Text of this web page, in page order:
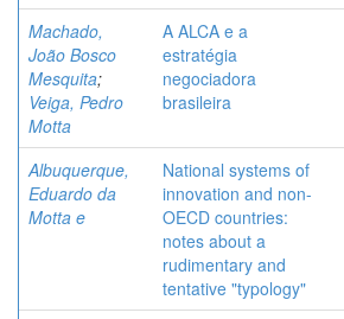
Machado,
João Bosco
Mesquita;
Veiga, Pedro
Motta
A ALCA e a
estratégia
negociadora
brasileira
Albuquerque,
Eduardo da
Motta e
National systems of
innovation and non-
OECD countries:
notes about a
rudimentary and
tentative "typology"